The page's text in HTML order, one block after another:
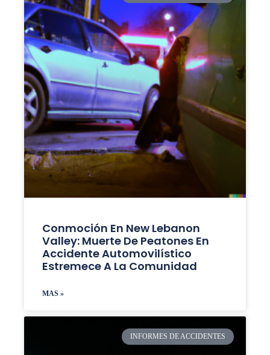
Conmoción En New Lebanon
Valley: Muerte De Peatones En
Accidente Automovilístico
Estremece A La Comunidad
MAS »
INFORMES DE ACCIDENTES